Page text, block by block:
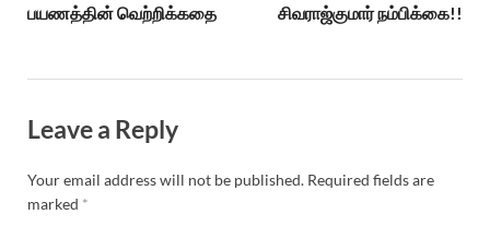
பயணத்தின் வெற்றிக்கதை
சிவராஜ்குமார் நம்பிக்கை!!
Leave a Reply
Your email address will not be published. Required fields are
marked *